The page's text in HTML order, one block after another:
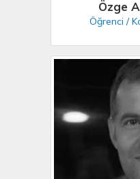
Özge
Öğrenci /